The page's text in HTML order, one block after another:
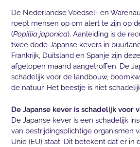
De Nederlandse Voedsel- en
roept mensen op om alert te zijn op
(Popillia japonica). Aanleiding is de
twee dode Japanse kevers in
Frankrijk, Duitsland en Spanje zijn
afgelopen maand aangetroffen. De
schadelijk voor de landbouw,
de natuur. Het beestje is niet
De Japanse kever is schadelijk voor
De Japanse kever is een schadelijk
van bestrijdingsplichtige organismen
Unie (EU) staat. Dit betekent dat er in